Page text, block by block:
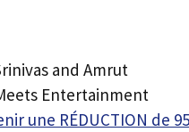
and Amrut
Entertainment
une RÉDUCTION de